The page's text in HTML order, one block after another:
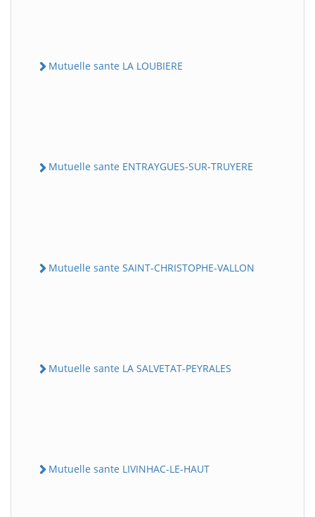
Mutuelle sante LA LOUBIERE
Mutuelle sante ENTRAYGUES-SUR-TRUYERE
Mutuelle sante SAINT-CHRISTOPHE-VALLON
Mutuelle sante LA SALVETAT-PEYRALES
Mutuelle sante LIVINHAC-LE-HAUT